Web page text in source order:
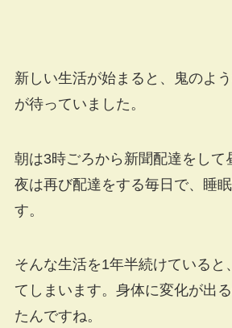
新しい生活が始まると、鬼のよ
が待っていました。
朝は3時ごろから新聞配達をして
夜は再び配達をする毎日で、睡
す。
そんな生活を1年半続けていると
てしまいます。身体に変化が出
たんですね。